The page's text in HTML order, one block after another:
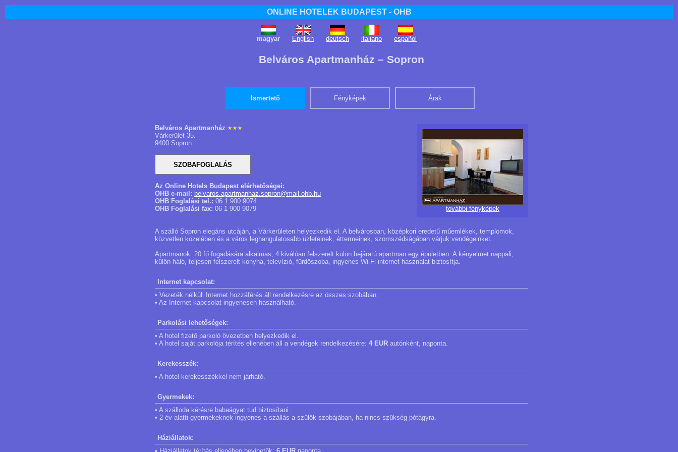
ONLINE HOTELEK BUDAPEST - OHB
magyar English deutsch italiano español
Belváros Apartmanház – Sopron
Ismertető Fényképek Árak
további fényképek
Belváros Apartmanház
Várkerület 35.
9400 Sopron
Az Online Hotels Budapest elérhetőségei:
OHB e-mail: belvaros.apartmanhaz.sopron@mail.ohb.hu
OHB Foglalási tel.: 06 1 900 9074
OHB Foglalási fax: 06 1 900 9079
A szálló Sopron elegáns utcáján, a Várkerületen helyezkedik el. A belvárosban, középkori eredetű műemlékek, templomok,
közvetlen közelében és a város leghangulatosabb üzleteinek, éttermeinek, szomszédságában várjuk vendégeinket.
Apartmanok: 20 fő fogadására alkalmas, 4 kiválóan felszerelt külön bejáratú apartman egy épületben. A kényelmet nappali,
külön háló, teljesen felszerelt konyha, televízió, fürdőszoba, ingyenes Wi-Fi internet használat biztosítja.
Internet kapcsolat:
• Vezeték nélküli Internet hozzáférés áll rendelkezésre az összes szobában.
• Az Internet kapcsolat ingyenesen használható.
Parkolási lehetőségek:
• A hotel fizető parkoló övezetben helyezkedik el.
• A hotel saját parkolója térítés ellenében áll a vendégek rendelkezésére: 4 EUR autónként, naponta.
Kerekesszék:
• A hotel kerekesszékkel nem járható.
Gyermekek:
• A szálloda kérésre babaágyat tud biztosítani.
• 2 év alatti gyermekeknek ingyenes a szállás a szülők szobájában, ha nincs szükség pótágyra.
Háziállatok: